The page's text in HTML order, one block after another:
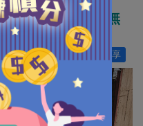
死線 行動慌亂無
分享
讚好 38